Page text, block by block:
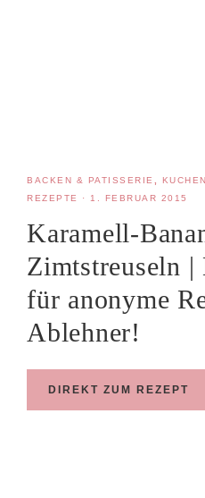
BACKEN & PATISSERIE
REZEPTE
· 1. FEBRUAR 2015
Karamell-
Zimtstreuseln
für anonyme
Ablehner!
DIREKT ZUM REZEPT